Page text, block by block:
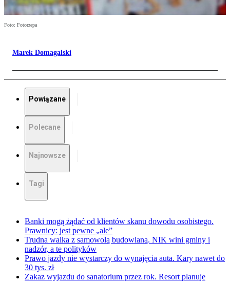
Foto: Fotorzepa
Marek Domagalski
Powiązane
Polecane
Najnowsze
Tagi
Banki mogą żądać od klientów skanu dowodu osobistego.
Prawnicy: jest pewne „ale”
Trudna walka z samowolą budowlaną. NIK wini gminy i
nadzór, a te polityków
Prawo jazdy nie wystarczy do wynajęcia auta. Kary nawet do
30 tys. zł
Zakaz wyjazdu do sanatorium przez rok. Resort planuje